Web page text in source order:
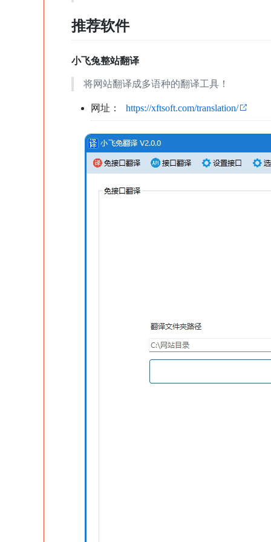
推荐软件
小飞兔整站翻译
将网站翻译成多语种的翻译工具！
网址： https://xftsoft.com/translation/